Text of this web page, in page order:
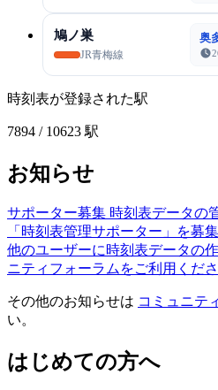
鳩ノ巣
JR青梅線
奥
時刻表が登録された駅
7894 / 10623 駅
お知らせ
サポーター募集 時刻表データの
「時刻表管理サポーター」を募
他のユーザーに時刻表データの
ニティフォーラムをご利用くださ
その他のお知らせは コミュニテ
い。
はじめての方へ